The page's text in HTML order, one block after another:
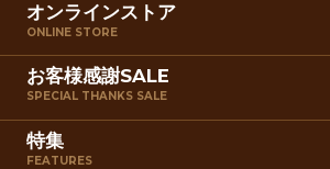
オンラインストア
ONLINE STORE
お客様感謝SALE
SPECIAL THANKS SALE
特集
FEATURES